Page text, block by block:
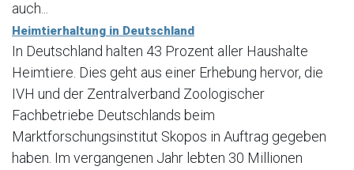
auch...
Heimtierhaltung in Deutschland
In Deutschland halten 43 Prozent aller Haushalte
Heimtiere. Dies geht aus einer Erhebung hervor, die
IVH und der Zentralverband Zoologischer
Fachbetriebe Deutschlands beim
Marktforschungsinstitut Skopos in Auftrag gegeben
haben. Im vergangenen Jahr lebten 30 Millionen